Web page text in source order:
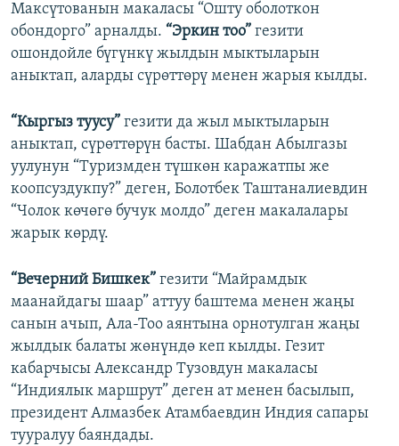
Максүтованын макаласы “Ошту оболоткон
обондорго” арналды. “Эркин тоо” гезити
ошондойле бүгүнкү жылдын мыктыларын
аныктап, аларды сүрөттөрү менен жарыя кылды.
“Кыргыз туусу” гезити да жыл мыктыларын
аныктап, сүрөттөрүн басты. Шабдан Абылгазы
уулунун “Туризмден түшкөн каражатпы же
коопсуздукпу?” деген, Болотбек Таштаналиевдин
“Чолок көчөгө бучук молдо” деген макалалары
жарык көрдү.
“Вечерний Бишкек” гезити “Майрамдык
маанайдагы шаар” аттуу баштема менен жаңы
санын ачып, Ала-Тоо аянтына орнотулган жаңы
жылдык балаты жөнүндө кеп кылды. Гезит
кабарчысы Александр Тузовдун макаласы
“Индиялык маршрут” деген ат менен басылып,
президент Алмазбек Атамбаевдин Индия сапары
тууралуу баяндады.